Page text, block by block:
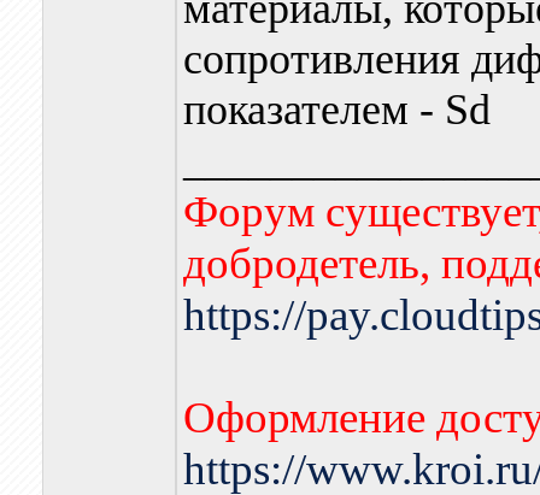
сопротивления
показателем - Sd
Форум
добродетель,
https://
Оформление
https://